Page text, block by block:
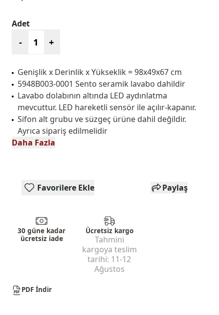
Adet
- +
Genişlik x Derinlik x Yükseklik = 98x49x67 cm
5948B003-0001 Sento seramik lavabo dahildir
Lavabo dolabının altında LED aydınlatma
mevcuttur. LED hareketli sensör ile açılır-kapanır.
Sifon alt grubu ve süzgeç ürüne dahil değildir.
Ayrıca sipariş edilmelidir
Daha Fazla
Favorilere Ekle Paylaş
30 güne kadar
ücretsiz iade
Ücretsiz kargo
Tahmini
kargoya teslim
tarihi: 11-12
Ağustos
PDF İndir